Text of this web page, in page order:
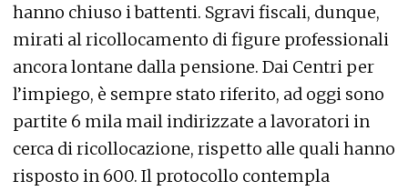
hanno chiuso i battenti. Sgravi fiscali, dunque,
mirati al ricollocamento di figure professionali
ancora lontane dalla pensione. Dai Centri per
l’impiego, è sempre stato riferito, ad oggi sono
partite 6 mila mail indirizzate a lavoratori in
cerca di ricollocazione, rispetto alle quali hanno
risposto in 600. Il protocollo contempla